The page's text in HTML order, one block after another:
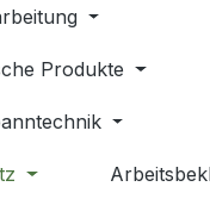
Produkte